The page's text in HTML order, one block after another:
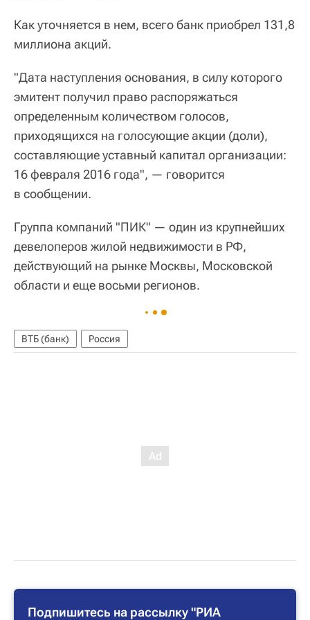
Как уточняется в нем, всего банк приобрел 131,8
миллиона акций.
"Дата наступления основания, в силу которого
эмитент получил право распоряжаться
определенным количеством голосов,
приходящихся на голосующие акции (доли),
составляющие уставный капитал организации:
16 февраля 2016 года", — говорится
в сообщении.
Группа компаний "ПИК" — один из крупнейших
девелоперов жилой недвижимости в РФ,
действующий на рынке Москвы, Московской
области и еще восьми регионов.
ВТБ (банк) Россия
Подпишитесь на рассылку "РИА